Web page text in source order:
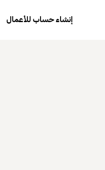
إنشاء حساب للأعمال